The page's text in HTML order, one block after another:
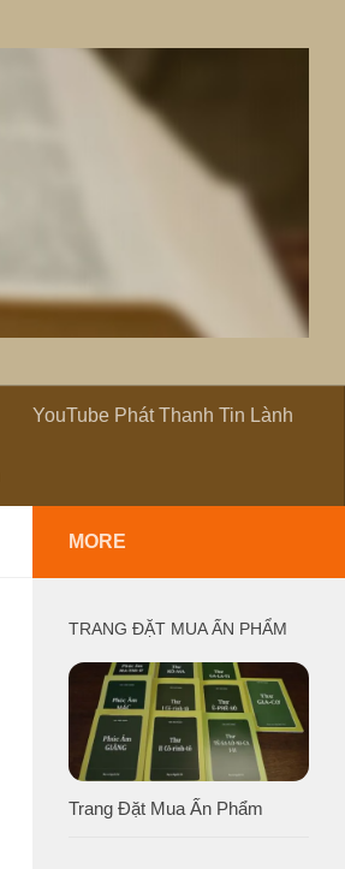
YouTube Phát Thanh Tin Lành
MORE
TRANG ĐẶT MUA ẤN PHẨM
Trang Đặt Mua Ấn Phẩm